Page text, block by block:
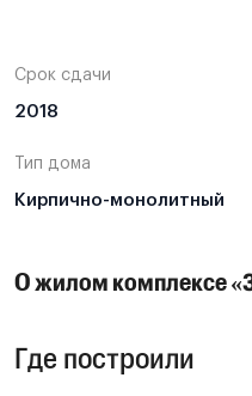
Срок сдачи
2018
Тип дома
Кирпично-монолитный
О жилом комплексе
Где построили